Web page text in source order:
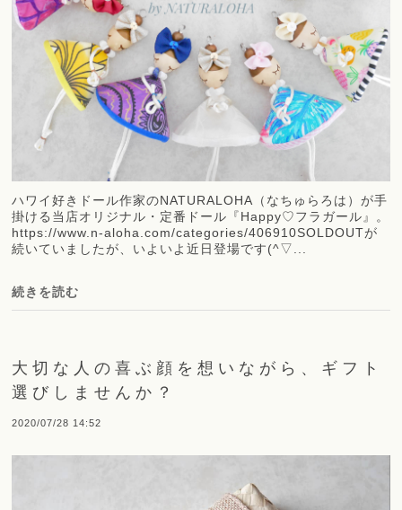
ハワイ好きドール作家のNATURALOHA（なちゅらろは）が手
掛ける当店オリジナル・定番ドール『Happy♡フラガール』。
https://www.n-aloha.com/categories/406910SOLDOUTが
続いていましたが、いよいよ近日登場です(^▽...
続きを読む
大切な人の喜ぶ顔を想いながら、ギフト
選びしませんか？
2020/07/28 14:52